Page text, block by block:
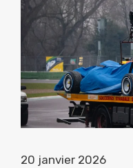
20 janvier 2026